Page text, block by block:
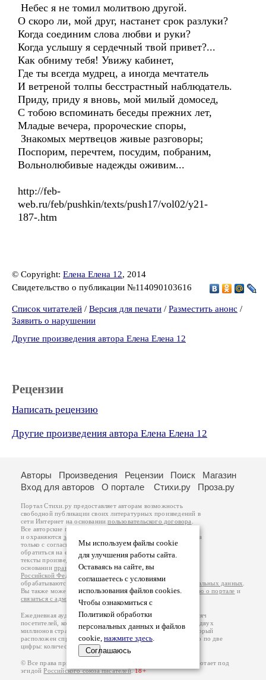
Небес я не томил молитвою другой.
О скоро ли, мой друг, настанет срок разлуки?
Когда соединим слова любви и руки?
Когда услышу я сердечный твой привет?...
Как обниму тебя! Увижу кабинет,
Где ты всегда мудрец, а иногда мечтатель
И ветреной толпы бесстрастный наблюдатель.
Приду, приду я вновь, мой милый домосед,
С тобою вспоминать беседы прежних лет,
Младые вечера, пророческие споры,
Знакомых мертвецов живые разговоры;
Поспорим, перечтем, посудим, побраним,
Вольнолюбивые надежды оживим...
http://feb-
web.ru/feb/pushkin/texts/push17/vol02/y21-
187-.htm
© Copyright: Елена Елена 12, 2014
Свидетельство о публикации №114090103616
Список читателей / Версия для печати / Разместить анонс /
Заявить о нарушении
Другие произведения автора Елена Елена 12
Рецензии
Написать рецензию
Другие произведения автора Елена Елена 12
Мы используем файлы cookie
для улучшения работы сайта.
Оставаясь на сайте, вы
соглашаетесь с условиями
использования файлов cookies.
Чтобы ознакомиться с
Политикой обработки
персональных данных и файлов
cookie, нажмите здесь.
Соглашаюсь
Авторы Произведения Рецензии Поиск
Магазин
Вход для авторов
О портале Стихи.ру Проза.ру
Портал Стихи.ру предоставляет авторам возможность
свободной публикации своих литературных произведений в
сети Интернет на основаниипользовательского договора
Все авторские права на произведения принадлежат авторам
и охраняются законом
. Перепечатка произведений возможна
только с согласия его автора, к которому вы можете
обратиться на его авторской странице. Ответственность за
тексты произведений авторы несут самостоятельно на
основанииправил публикацииизаконодательства
Российской Федерации
обрабатываются на основанииПолитики обработки персональных данных
Вы также можете посмотреть более подробнуюинформацию о портале и
связаться с администрацией
Ежедневная аудитория портала Стихи.ру – порядка 200 тысяч
посетителей, которые в общей сумме просматривают более двух
миллионов страниц по данным счетчика посещаемости, который
расположен справа от этого текста. В каждой графе указано по две
цифры: количество просмотров и количество посетителей.
© Все права принадлежат авторам, 2000-2026. Портал работает под
эгидойРоссийского союза писателей.18+